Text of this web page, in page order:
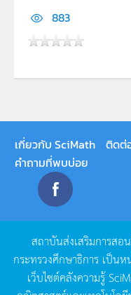
883
เกี่ยวกับ SciMath ติดต่
คำถามที่พบบ่อย
สถาบันส่งเสริมการสอ
กระทรวงศึกษาธิการ เป็นห
เว็บไซต์คลังความรู้